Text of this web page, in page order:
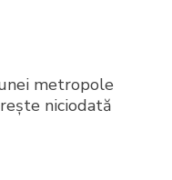
metropole
niciodată